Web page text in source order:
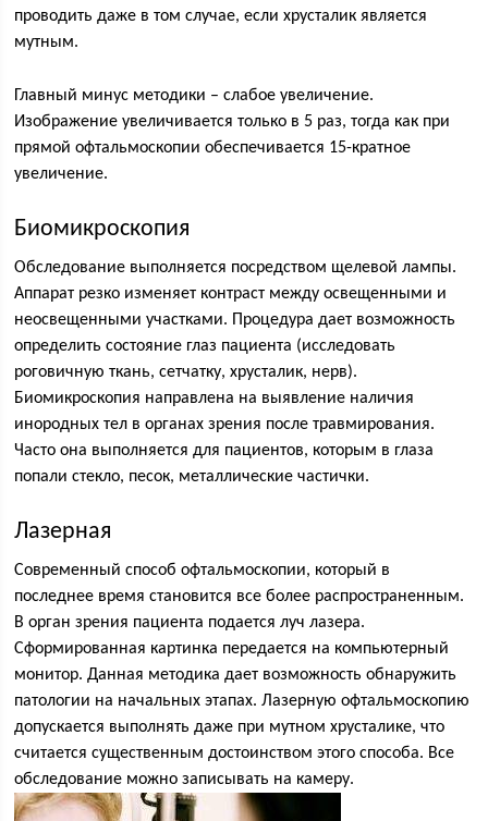
проводить даже в том случае, если хрусталик является
мутным.
Главный минус методики – слабое увеличение.
Изображение увеличивается только в 5 раз, тогда как при
прямой офтальмоскопии обеспечивается 15-кратное
увеличение.
Биомикроскопия
Обследование выполняется посредством щелевой лампы.
Аппарат резко изменяет контраст между освещенными и
неосвещенными участками. Процедура дает возможность
определить состояние глаз пациента (исследовать
роговичную ткань, сетчатку, хрусталик, нерв).
Биомикроскопия направлена на выявление наличия
инородных тел в органах зрения после травмирования.
Часто она выполняется для пациентов, которым в глаза
попали стекло, песок, металлические частички.
Лазерная
Современный способ офтальмоскопии, который в
последнее время становится все более распространенным.
В орган зрения пациента подается луч лазера.
Сформированная картинка передается на компьютерный
монитор. Данная методика дает возможность обнаружить
патологии на начальных этапах. Лазерную офтальмоскопию
допускается выполнять даже при мутном хрусталике, что
считается существенным достоинством этого способа. Все
обследование можно записывать на камеру.